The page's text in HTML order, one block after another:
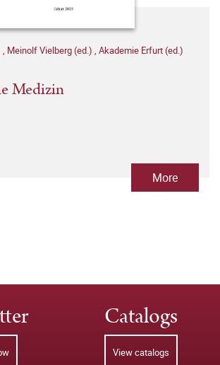
, Meinolf Vielberg (ed.) , Akademie Erfurt (ed.)
Medizin
More
Catalogs
View catalogs